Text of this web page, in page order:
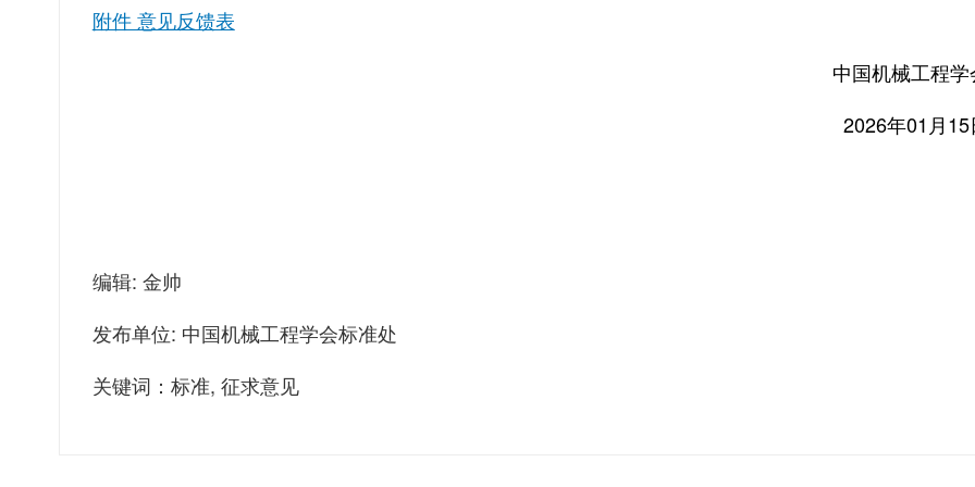
附件 意见反馈表
中国机械工程学
2026年01 月15
编辑: 金帅
发布单位: 中国机械工程学会标准处
关键词：标准, 征求意见